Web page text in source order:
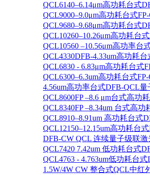
QCL6140–6.14μm高功耗台式
QCL9000–9.0μm高功耗台式
QCL9680–9.68μm高功耗台式
QCL10260–10.26μm高功耗台
QCL10560 –10.56μm高功率台
QCL4330DFB-4.33um高功耗
QCL6830 - 6.83μm高功耗台式
QCL6300–6.3um高功耗台式
4.56um高功率台式DFB-QCL
QCL8600FP –8.6 μm台式高功
QCL8340FP –8.34um 台式高
QCL8910–8.91um 高功耗台式
QCL12150–12.15um高功耗台
DFB-CW QCL 连续量子级联
QCL7420 7.42um 低功耗台式
QCL4763 - 4.763um低功耗台
1.5W/4W CW 整合式QCL中红